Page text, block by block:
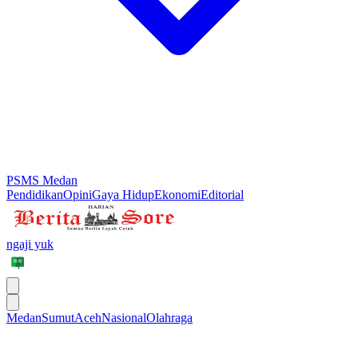
PSMS Medan
PendidikanOpiniGaya HidupEkonomiEditorial
ngaji yuk
MedanSumutAcehNasionalOlahraga